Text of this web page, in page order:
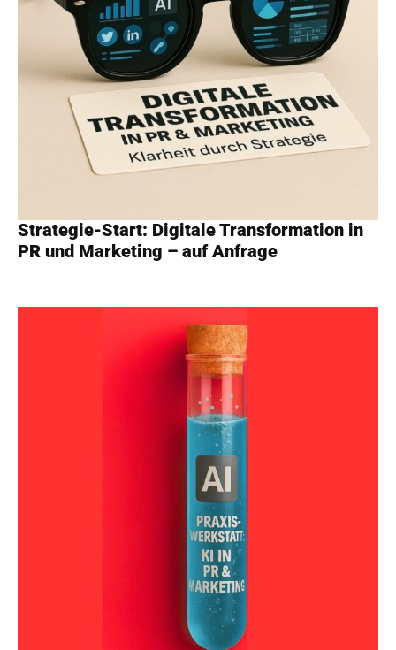
Strategie-Start: Digitale Transformation in
PR und Marketing – auf Anfrage